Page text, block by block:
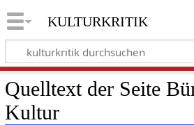
kulturkritik
Quelltext der Seite
Kultur